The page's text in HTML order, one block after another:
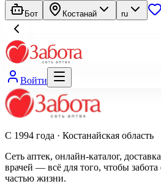
Бот Костанай ru
Войти
С 1994 года · Костанайская область
Сеть аптек, онлайн-каталог,
врачей — всё для того, чтобы забота
частью жизни.